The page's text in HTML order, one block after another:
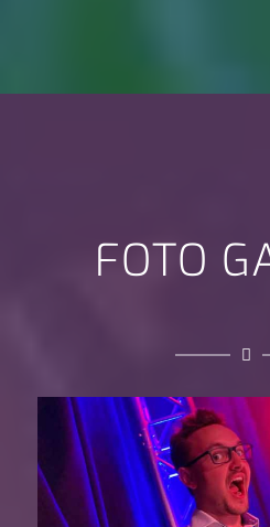
FOTO